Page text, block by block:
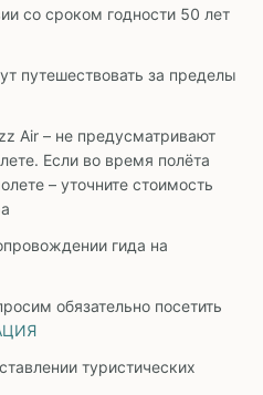
со сроком годности 50 лет
путешествовать за пределы
Air – не предусматривают
Если во время полёта
– уточните стоимость
гида на
обязательно посетить
туристических